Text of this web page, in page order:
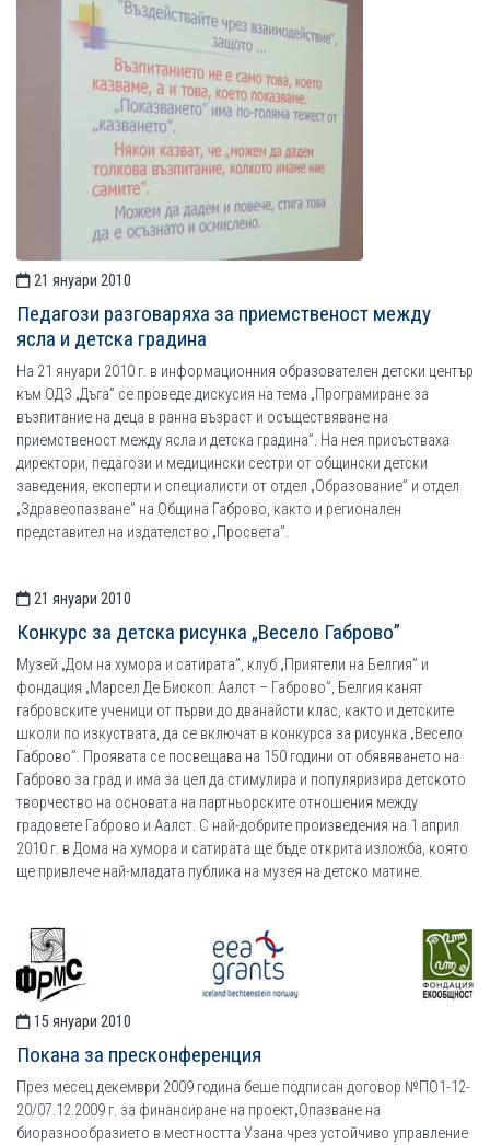
21 януари 2010
Педагози разговаряха за приемственост между
ясла и детска градина
На 21 януари 2010 г. в информационния образователен детски център
към ОДЗ „Дъга” се проведе дискусия на тема „Програмиране за
възпитание на деца в ранна възраст и осъществяване на
приемственост между ясла и детска градина”. На нея присъстваха
директори, педагози и медицински сестри от общински детски
заведения, експерти и специалисти от oтдел „Образование” и oтдел
„Здравеопазване” на Община Габрово, както и регионален
представител на издателство „Просвета”.
21 януари 2010
Конкурс за детска рисунка „Весело Габрово”
Музей „Дом на хумора и сатирата”, клуб „Приятели на Белгия” и
фондация „Марсел Де Бископ: Аалст – Габрово”, Белгия канят
габровските ученици от първи до дванайсти клас, както и детските
школи по изкуствата, да се включат в конкурса за рисунка „Весело
Габрово”. Проявата се посвещава на 150 години от обявяването на
Габрово за град и има за цел да стимулира и популяризира детското
творчество на основата на партньорските отношения между
градовете Габрово и Аалст. С най-добрите произведения на 1 април
2010 г. в Дома на хумора и сатирата ще бъде открита изложба, която
ще привлече най-младата публика на музея на детско матине.
15 януари 2010
Покана за пресконференция
През месец декември 2009 година беше подписан договор №ПО1-12-
20/07.12.2009 г. за финансиране на проект„Опазване на
биоразнообразието в местността Узана чрез устойчиво управление